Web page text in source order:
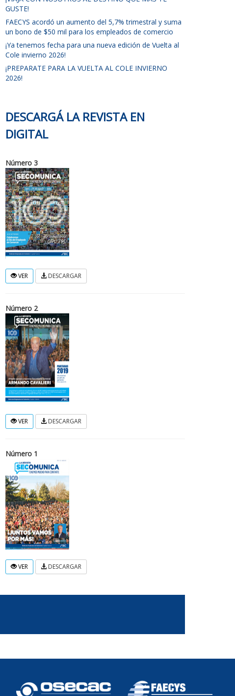
GUSTE!
FAECYS acordó un aumento del 5,7% trimestral y suma
un bono de $50 mil para los empleados de comercio
¡Ya tenemos fecha para una nueva edición de Vuelta al
Cole invierno 2026!
¡PREPARATE PARA LA VUELTA AL COLE INVIERNO
2026!
DESCARGÁ LA REVISTA EN
DIGITAL
Número 3
VER DESCARGAR
Número 2
VER DESCARGAR
Número 1
VER DESCARGAR